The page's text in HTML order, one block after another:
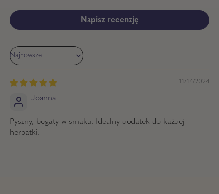
Napisz recenzję
Sort by
11/14/2024
Joanna
Pyszny, bogaty w smaku. Idealny dodatek do każdej
herbatki.